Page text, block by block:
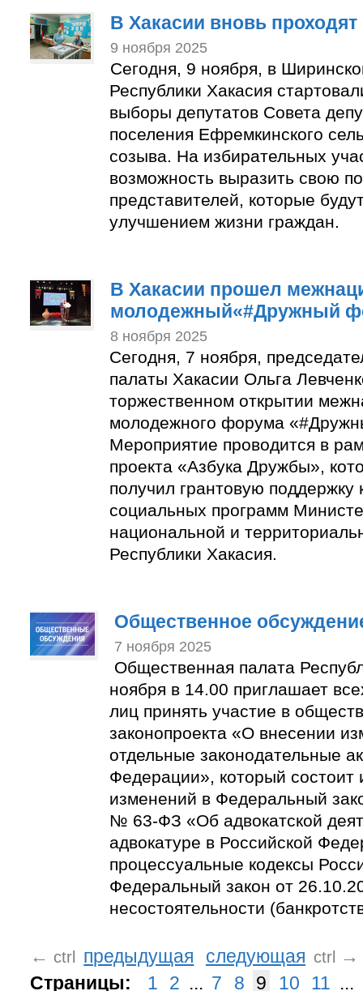
В Хакасии вновь
9 ноября 2025
Сегодня, 9 ноября, в
Республики Хакасия
выборы депутатов Совета
поселения Ефремкинского
созыва. На избирательных
возможность выразить свою
представителей, которые
улучшением жизни граждан.
В Хакасии прошел
молодежный«#Дружный
8 ноября 2025
Сегодня, 7 ноября,
палаты Хакасии Ольга
торжественном открытии
молодежного форума
Мероприятие проводится в
проекта «Азбука Дружбы»,
получил грантовую поддержку
социальных программ
национальной и
Республики Хакасия.
Общественное
7 ноября 2025
Общественная палата
ноября в 14.00 приглашает
лиц принять участие в
законопроекта «О внесении
отдельные законодательные
Федерации», который состоит
изменений в Федеральный
№ 63-ФЗ «Об адвокатской
адвокатуре в Российской
процессуальные кодексы
Федеральный закон от
несостоятельности
← ctrl предыдущая следующая ctrl
→
Страницы:
1 2 ... 7 8 9 10 11 ...